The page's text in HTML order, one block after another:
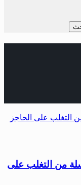
من التغلب على